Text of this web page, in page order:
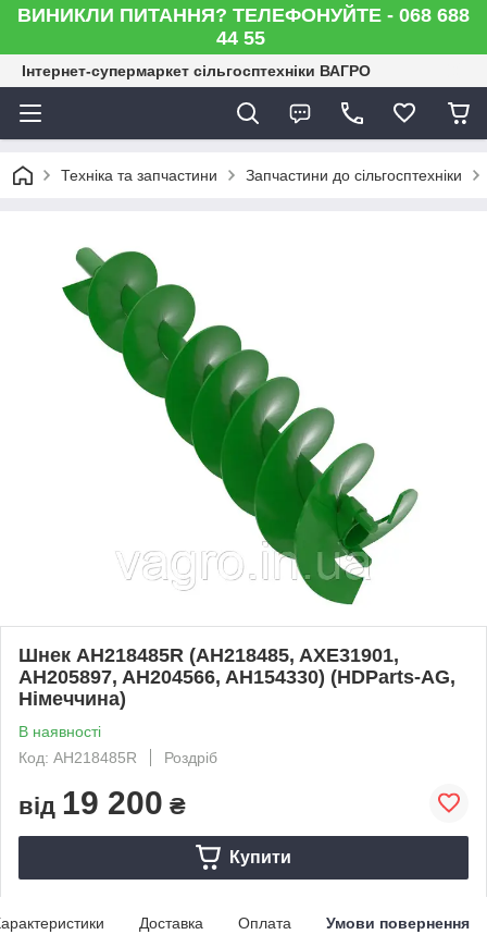
ВИНИКЛИ ПИТАННЯ? ТЕЛЕФОНУЙТЕ - 068 688
44 55
Інтернет-супермаркет сільгосптехніки ВАГРО
Техніка та запчастини Запчастини до сільгосптехніки
Шнек AH218485R (AH218485, AXE31901,
AH205897, AH204566, AH154330) (HDParts-AG,
Німеччина)
В наявності
Код: AH218485R
Роздріб
від 19 200 ₴
Купити
Доставка Оплата Умови повернення